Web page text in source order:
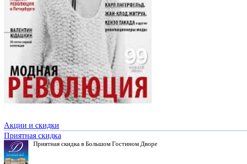
Акции и скидки
Приятная скидка
Приятная скидка в Большом Гостином Дворе